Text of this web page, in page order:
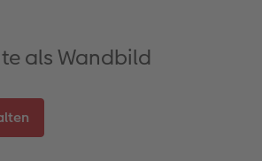
als Wandbild